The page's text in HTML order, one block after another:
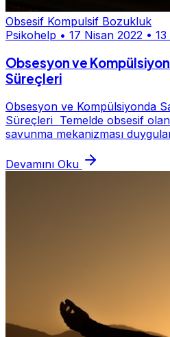
Obsesif Kompulsif Bozukluk
Psikohelp • 17 Nisan 2022 •
Obsesyon ve
Süreçleri
Obsesyon ve Kompülsiyonda
Süreçleri Temelde obsesif
savunma mekanizması
düşün...
Devamını Oku